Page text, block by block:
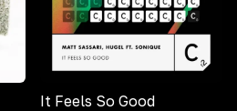
It Feels So Good